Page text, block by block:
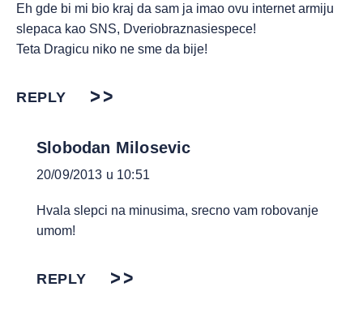
Eh gde bi mi bio kraj da sam ja imao ovu internet armiju
slepaca kao SNS, Dveriobraznasiespece!
Teta Dragicu niko ne sme da bije!
REPLY
Slobodan Milosevic
20/09/2013 u 10:51
Hvala slepci na minusima, srecno vam robovanje
umom!
REPLY